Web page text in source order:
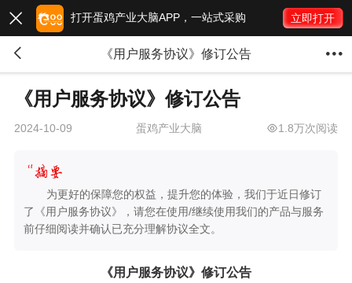
 打开蛋鸡产业大脑APP，一站式采购 立即打开
 《用户服务协议》修订公告 
《用户服务协议》修订公告
2024-10-09 蛋鸡产业大脑 1.8万次阅读
为更好的保障您的权益，提升您的体验，我们于近日修订
了《用户服务协议》，请您在使用/继续使用我们的产品与服务
前仔细阅读并确认已充分理解协议全文。
《用户服务协议》修订公告